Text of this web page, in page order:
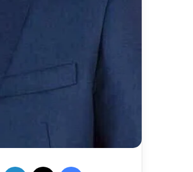
فيسبوك